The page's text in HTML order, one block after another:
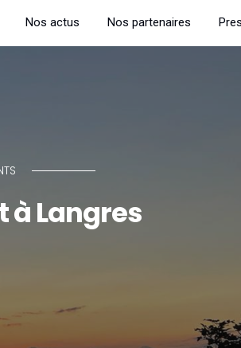
Nos actus Nos partenaires
à Langres